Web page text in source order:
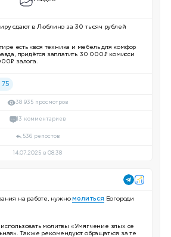
сдают в Люблино за 30 тысяч рублей
есть «вся техника и мебель для комфор
придётся заплатить 30 000₽ комисси
залога.
75
38 935 просмотров
13 комментариев
536 репостов
14.07.2025 в 08:38
на работе, нужно молиться Богороди
молитвы «Умягчение злых се
Также рекомендуют обращаться за те